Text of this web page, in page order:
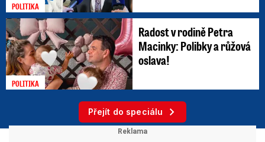
POLITIKA
POLITIKA
Radost v rodině Petra
Macinky: Polibky a růžová
oslava!
Přejít do speciálu